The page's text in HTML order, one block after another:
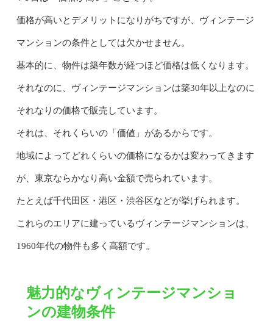
価格が高いとデメリットになりがちですが、ヴィンテージ
マンションの条件としては欠かせません。
基本的に、物件は築年数が経つほど価格は低くなります。
それなのに、ヴィンテージマンションは築30年以上なのに
それなりの価格で販売しています。
それは、それくらいの「価値」があるからです。
地域によってどれくらいの価格になるかは変わってきます
が、東京ならかなり高い金額で売られています。
たとえば千代田区・港区・渋谷区などが挙げられます。
これらのエリアに建っているヴィンテージマンションは、
1960年代の物件も多く高額です。
魅力的なヴィンテージマンショ
ンの建物条件